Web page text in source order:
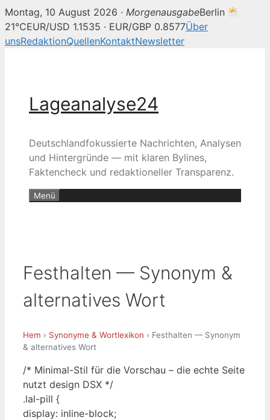
Montag, 10 August 2026 · MorgenausgabeBerlin
21°CEUR/USD 1.1535 · EUR/GBP 0.8577Über
unsRedaktionQuellenKontaktNewsletter
Lageanalyse24
Deutschlandfokussierte Nachrichten, Analysen
und Hintergründe — mit klaren Bylines,
Faktencheck und redaktioneller Transparenz.
Menü
Festhalten — Synonym &
alternatives Wort
Hem › Synonyme & Wortlexikon › Festhalten — Synonym
& alternatives Wort
/* Minimal-Stil für die Vorschau – die echte Seite
nutzt design DSX */
.lal-pill {
display: inline-block;